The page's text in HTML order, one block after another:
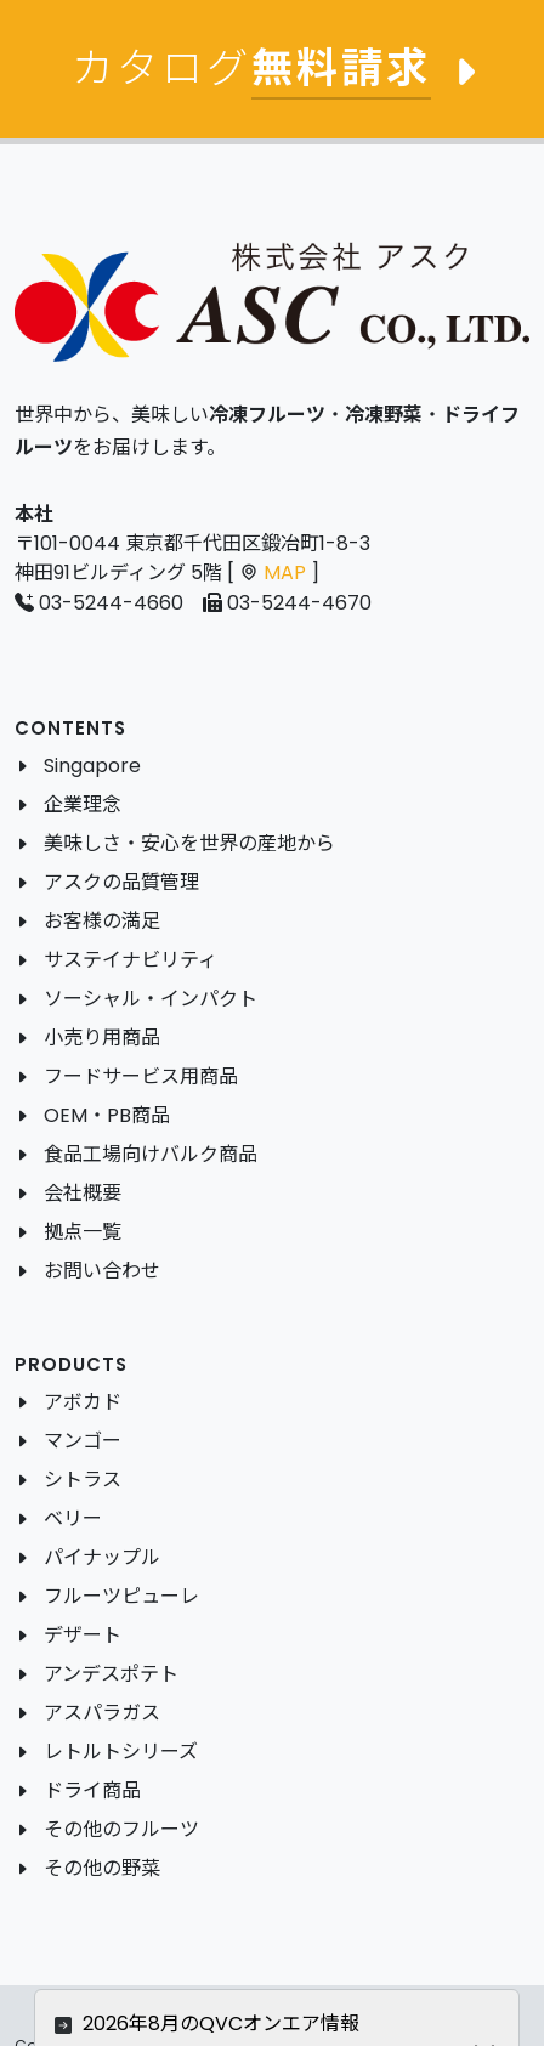
カタログ無料請求
世界中から、美味しい冷凍フルーツ ・ 冷凍野菜 ・ ドライフ
ルーツをお届けします。
本社
〒101-0044 東京都千代田区鍛冶町1-8-3
神田91ビルディング 5階 [
MAP ]
03-5244-4660
03-5244-4670
CONTENTS
Singapore
企業理念
美味しさ・安心を世界の産地から
アスクの品質管理
お客様の満足
サステイナビリティ
ソーシャル・インパクト
小売り用商品
フードサービス用商品
OEM・PB商品
食品工場向けバルク商品
会社概要
拠点一覧
お問い合わせ
PRODUCTS
アボカド
マンゴー
シトラス
ベリー
パイナップル
フルーツピューレ
デザート
アンデスポテト
アスパラガス
レトルトシリーズ
ドライ商品
その他のフルーツ
その他の野菜
2026年8月のQVCオンエア情報